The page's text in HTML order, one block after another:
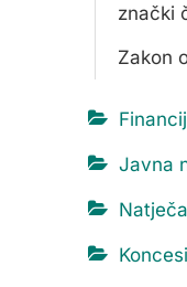
znački
Zakon
Javna